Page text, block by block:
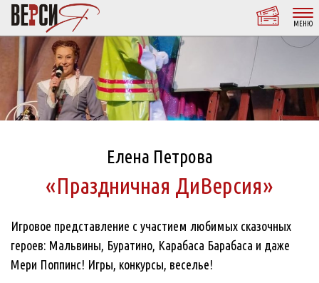
МЕНЮ
Елена Петрова
«Праздничная ДиВерсия»
Игровое представление с участием любимых сказочных
героев: Мальвины, Буратино, Карабаса Барабаса и даже
Мери Поппинс! Игры, конкурсы, веселье!